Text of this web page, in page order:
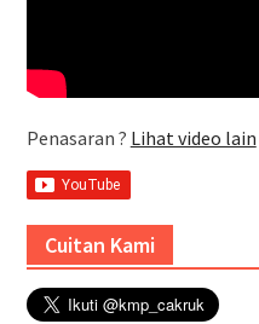
Penasaran ? Lihat video lain
Cuitan Kami